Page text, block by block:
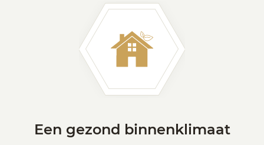
Een gezond binnenklimaat